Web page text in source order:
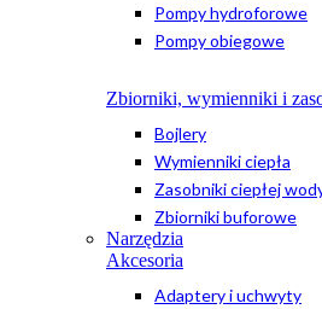
Pompy hydroforowe
Pompy obiegowe
Zbiorniki, wymienniki i
Bojlery
Wymienniki ciepła
Zasobniki ciepłej
Zbiorniki buforowe
Narzędzia
Akcesoria
Adaptery i uchwyty